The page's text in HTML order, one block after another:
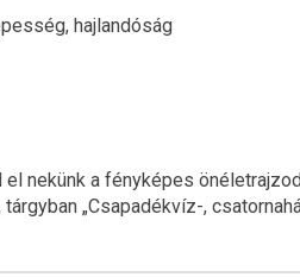
hajlandóság
nekünk a fényképes
„Csapadékvíz-,